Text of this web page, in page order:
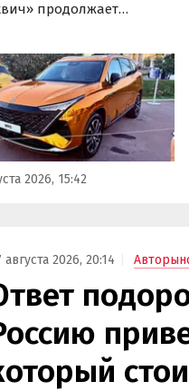
продолжает
сейчас растет. На днях
фестивале
на ВДНХ в
в числе прочих
«Москвича» был
семиместный
М90.
2026, 15:42
августа 2026, 20:14